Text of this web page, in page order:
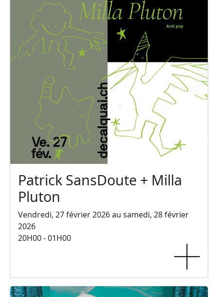
Patrick SansDoute + Milla
Pluton
Vendredi, 27 février 2026 au samedi, 28 février
2026
20H00 - 01H00